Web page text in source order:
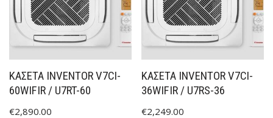
ΚΑΣΕΤΑ INVENTOR V7CI-
60WIFIR / U7RT-60
€2,890.00
ΚΑΣΕΤΑ INVENTOR V7CI-
36WIFIR / U7RS-36
€2,249.00